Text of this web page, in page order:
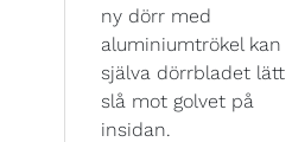
ny dörr med
aluminiumtrökel kan
själva dörrbladet lätt
slå mot golvet på
insidan.